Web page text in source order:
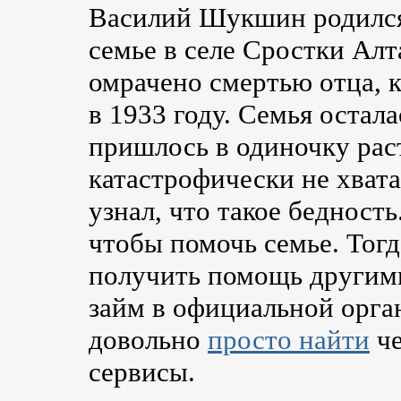
Василий Шукшин
семье в селе Сростки
омрачено смертью отца,
в 1933 году. Семья
пришлось в одиночку
катастрофически не
узнал, что такое
чтобы помочь семье.
получить помощь
займ в официальной
довольно просто найти
сервисы.